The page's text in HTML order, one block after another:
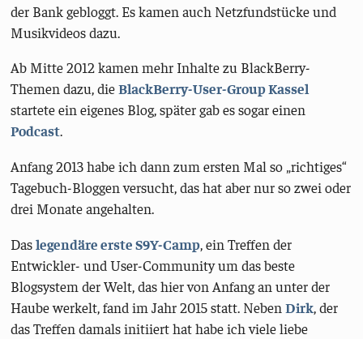
der Bank gebloggt. Es kamen auch Netzfundstücke und
Musikvideos dazu.
Ab Mitte 2012 kamen mehr Inhalte zu BlackBerry-
Themen dazu, dieBlackBerry-User-Group Kassel
startete ein eigenes Blog, später gab es sogar einen
Podcast.
Anfang 2013 habe ich dann zum ersten Mal so „richtiges“
Tagebuch-Bloggen versucht, das hat aber nur so zwei oder
drei Monate angehalten.
Daslegendäre erste S9Y-Camp, ein Treffen der
Entwickler- und User-Community um das beste
Blogsystem der Welt, das hier von Anfang an unter der
Haube werkelt, fand im Jahr 2015 statt. NebenDirk, der
das Treffen damals initiiert hat habe ich viele liebe